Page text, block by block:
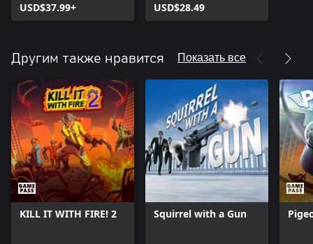
USD$37.99+ USD$28.49
Другим также нравится Показать все
KILL IT WITH FIRE! 2 Squirrel with a Gun